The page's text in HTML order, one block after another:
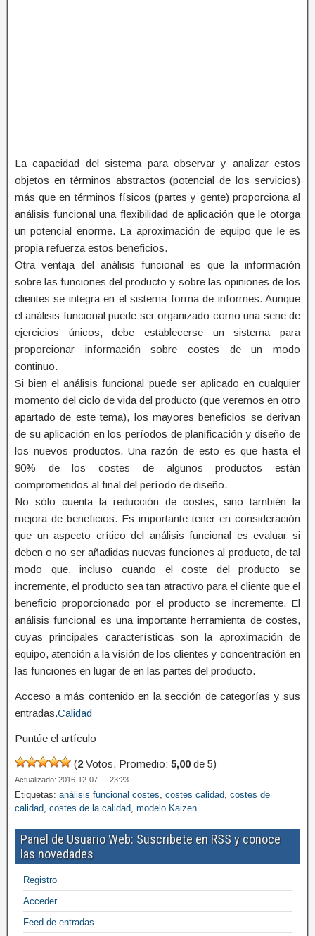
La capacidad del sistema para observar y analizar estos
objetos en términos abstractos (potencial de los servicios)
más que en términos físicos (partes y gente) proporciona al
análisis funcional una flexibilidad de aplicación que le otorga
un potencial enorme. La aproximación de equipo que le es
propia refuerza estos beneficios.
Otra ventaja del análisis funcional es que la información
sobre las funciones del producto y sobre las opiniones de los
clientes se integra en el sistema forma de informes. Aunque
el análisis funcional puede ser organizado como una serie de
ejercicios únicos, debe establecerse un sistema para
proporcionar información sobre costes de un modo
continuo.
Si bien el análisis funcional puede ser aplicado en cualquier
momento del ciclo de vida del producto (que veremos en otro
apartado de este tema), los mayores beneficios se derivan
de su aplicación en los períodos de planificación y diseño de
los nuevos productos. Una razón de esto es que hasta el
90% de los costes de algunos productos están
comprometidos al final del período de diseño.
No sólo cuenta la reducción de costes, sino también la
mejora de beneficios. Es importante tener en consideración
que un aspecto crítico del análisis funcional es evaluar si
deben o no ser añadidas nuevas funciones al producto, de tal
modo que, incluso cuando el coste del producto se
incremente, el producto sea tan atractivo para el cliente que el
beneficio proporcionado por el producto se incremente. El
análisis funcional es una importante herramienta de costes,
cuyas principales características son la aproximación de
equipo, atención a la visión de los clientes y concentración en
las funciones en lugar de en las partes del producto.
Acceso a más contenido en la sección de categorías y sus
entradas.Calidad
Puntúe el artículo
(2 Votos, Promedio: 5,00de 5)
Actualizado: 2016-12-07 — 23:23
Etiquetas: análisis funcional costes, costes calidad, costes de
calidad, costes de la calidad, modelo Kaizen
Panel de Usuario Web: Suscribete en RSS y conoce
las novedades
Registro
Acceder
Feed de entradas